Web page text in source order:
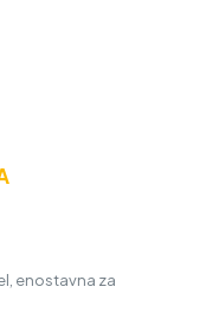
enostavna za